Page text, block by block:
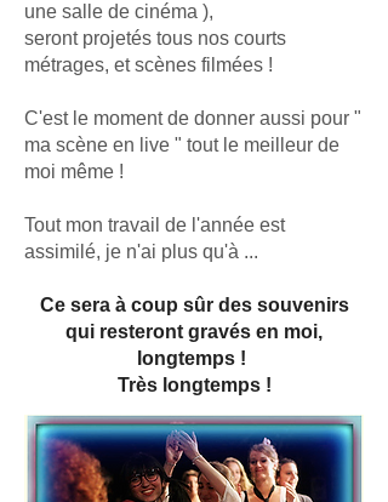
une salle de cinéma ),
seront projetés tous nos courts
métrages, et scènes filmées !
C'est le moment de donner aussi pour "
ma scène en live " tout le meilleur de
moi même !
Tout mon travail de l'année est
assimilé, je n'ai plus qu'à ...
Ce sera à coup sûr des souvenirs
qui resteront gravés en moi,
longtemps !
Très longtemps !